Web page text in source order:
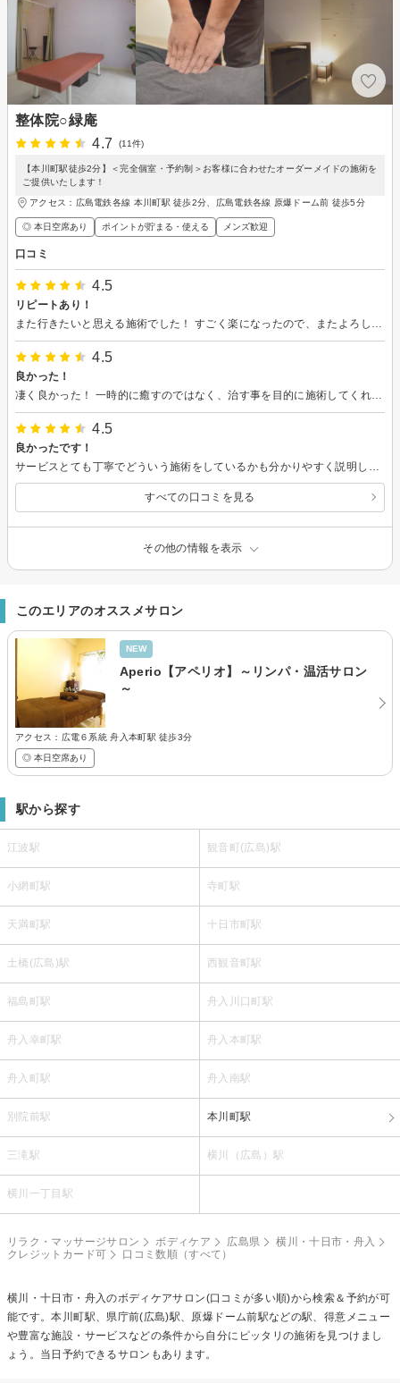
整体院○緑庵
4.7
(11件)
【本川町駅徒歩2分】＜完全個室・予約制＞お客様に合わせたオーダーメイドの施術を
ご提供いたします！
アクセス：広島電鉄各線 本川町駅 徒歩2分、広島電鉄各線 原爆ドーム前 徒歩5分
◎ 本日空席あり ポイントが貯まる・使える メンズ歓迎
口コミ
4.5
リピートあり！
4.5
良かった！
凄く良かった！ 一時的に癒すのではなく、治す事を目的に施術してくれる所です。 こういうお店を探していました。
4.5
良かったです！
すべての口コミを見る
その他の情報を表示
このエリアのオススメサロン
NEW
Aperio【アペリオ】～リンパ・温活サロン
～
アクセス：広電６系統 舟入本町駅 徒歩3分
◎ 本日空席あり
駅から探す
江波駅 観音町(広島)駅
小網町駅 寺町駅
天満町駅 十日市町駅
土橋(広島)駅 西観音町駅
福島町駅 舟入川口町駅
舟入幸町駅 舟入本町駅
舟入町駅 舟入南駅
別院前駅 本川町駅
三滝駅 横川（広島）駅
横川一丁目駅
リラク・マッサージサロン ボディケア 広島県
横川・十日市・舟入
クレジットカード可
口コミ数順（すべて）
横川・十日市・舟入のボディケアサロン(口コミが多い順)から検索＆予約が可
能です。本川町駅、県庁前(広島)駅、原爆ドーム前駅などの駅、得意メニュー
や豊富な施設・サービスなどの条件から自分にピッタリの施術を見つけまし
ょう。当日予約できるサロンもあります。